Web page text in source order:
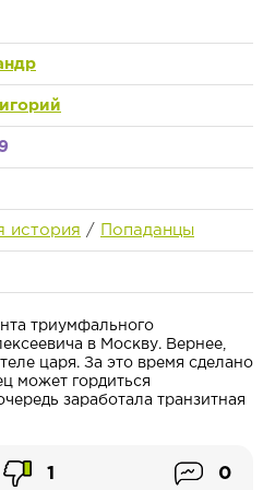
история / Попаданцы
триумфального
в Москву. Вернее,
царя. За это время сделано
может гордиться
заработала транзитная
1 0